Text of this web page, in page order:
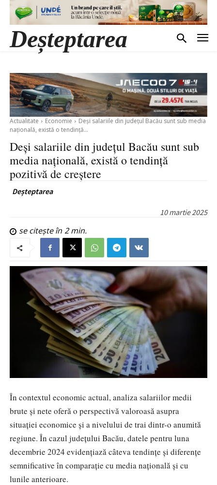
Deșteptarea
Actualitate Economie
Deși salariile din județul Bacău sunt sub media
națională, există o tendință...
Deși salariile din județul Bacău sunt sub
media națională, există o tendință
pozitivă de creștere
Deșteptarea
10 martie 2025
se citește în 2min.
În contextul economic actual, analiza salariilor medii
brute și nete oferă o perspectivă valoroasă asupra
situației economice și a nivelului de trai dintr-o anumită
regiune. În cazul județului Bacău, datele pentru luna
decembrie 2024 evidențiază câteva tendințe și diferențe
semnificative în comparație cu media națională și cu
lunile anterioare.